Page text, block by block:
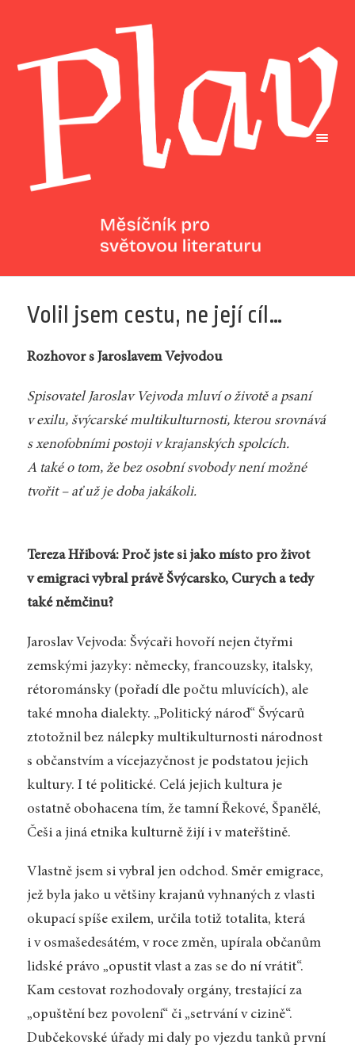
Volil jsem cestu, ne její cíl…
Rozhovor s Jaroslavem Vejvodou
Spisovatel Jaroslav Vejvoda mluví o životě a psaní
v exilu, švýcarské multikulturnosti, kterou srovnává
s xenofobními postoji v krajanských spolcích.
A také o tom, že bez osobní svobody není možné
tvořit – ať už je doba jakákoli.
Tereza Hřibová: Proč jste si jako místo pro život
v emigraci vybral právě Švýcarsko, Curych a tedy
také němčinu?
Jaroslav Vejvoda: Švýcaři hovoří nejen čtyřmi
zemskými jazyky: německy, francouzsky, italsky,
rétorománsky (pořadí dle počtu mluvících), ale
také mnoha dialekty. „Politický národ“ Švýcarů
ztotožnil bez nálepky multikulturnosti národnost
s občanstvím a vícejazyčnost je podstatou jejich
kultury. I té politické. Celá jejich kultura je
ostatně obohacena tím, že tamní Řekové, Španělé,
Češi a jiná etnika kulturně žijí i v mateřštině.
Vlastně jsem si vybral jen odchod. Směr emigrace,
jež byla jako u většiny krajanů vyhnaných z vlasti
okupací spíše exilem, určila totiž totalita, která
i v osmašedesátém, v roce změn, upírala občanům
lidské právo „opustit vlast a zas se do ní vrátit“.
Kam cestovat rozhodovaly orgány, trestající za
„opuštění bez povolení“ či „setrvání v cizině“.
Dubčekovské úřady mi daly po vjezdu tanků první